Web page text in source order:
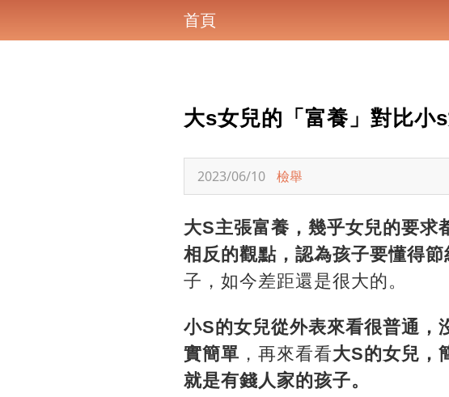
首頁
大s女兒的「富養」對比小
2023/06/10 檢舉
大S主張富養，幾乎女兒的要求
相反的觀點，認為孩子要懂得
子，如今差距還是很大的。
小S的女兒從外表來看很普通，
實簡單 ，再來看看大S的女兒，
就是有錢人家的孩子。